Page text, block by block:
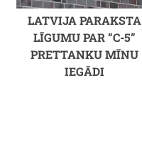
LATVIJA PARAKSTA
LĪGUMU PAR “C-5”
PRETTANKU MĪNU
IEGĀDI